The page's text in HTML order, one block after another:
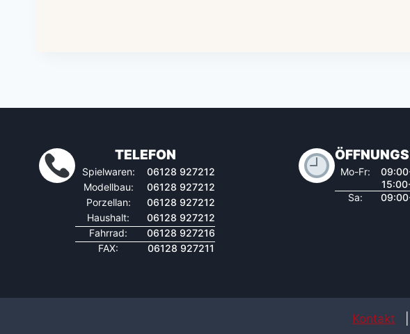
TELEFON
Spielwaren:
06128 927212
Modellbau:
06128 927212
Porzellan:
06128 927212
Haushalt:
06128 927212
Fahrrad:
06128 927216
FAX:
06128 927211
Mo-Fr:
Sa:
Kontakt